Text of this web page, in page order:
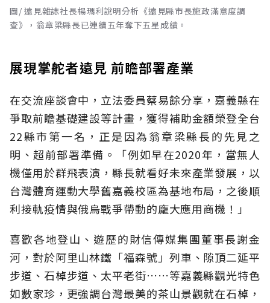
圖/ 遠見雜誌社長楊瑪利說明分析《遠見縣市長施政滿意度調
查》，翁章梁縣長已連續五年奪下五星成績。
展現掌舵者遠見 前瞻部署產業
在交流座談會中，立法委員蔡易餘分享，嘉義縣在
爭取前瞻基礎建設等計畫，獲得補助金額榮登全台
22縣市第一名，正是因為翁章梁縣長的先見之
明、超前部署準備。「例如早在2020年，當無人
機僅用於群飛表演，縣長就看好未來產業發展，以
台灣體育運動大學舊嘉義校區為基地布局，之後順
利接軌疫情與俄烏戰爭帶動的龐大應用商機！」
喜歡各地登山、遊歷的財信傳媒集團董事長謝金
河，對於阿里山林鐵「福森號」列車、隙頂二延平
步道、石棹步道、太平老街……等嘉義縣觀光特色
如數家珍，更強調台灣最美的茶山景觀就在石棹，